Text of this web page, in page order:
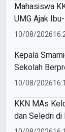
Mahasiswa
UMG Ajak
Berkreasi
10/08/2026
Kepala
Sekolah
10/08/2026
KKN MAs
dan Seledri di